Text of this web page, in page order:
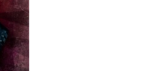
LE GROS RIFFIFI –
Littératurock !!!